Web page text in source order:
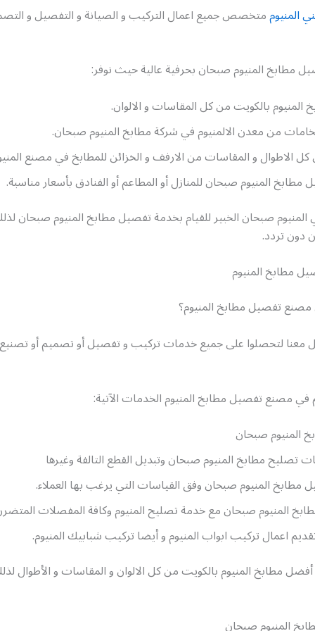
المنيوممتخصص جميع اعمال التركيب و الصيانة و التفصيل و
مطابخ المنيوم صبحان بحرفية عالية حيث نوفر:
بالكويت من كل المقاسات و الالوان.
من معدن الالمنيوم في شركة مطابخ المنيوم صبحان.
كل الاطوال و المقاسات من الارفف و الخزائن للمطابخ في مصنع
مطابخ المنيوم صبحان للمنازل أو المطاعم أو الفنادق بأسعار مناسبة.
صبحان الخبير للقيام بخدمة تفصيل مطابخ المنيوم صبحان
دون تردد.
مطابخ المنيوم
تفصيل مطابخ المنيوم؟
معنا لتحصلوا على جميع خدمات تركيب و تفصيل أو تصميم أو
في مصنع تفصيل مطابخ المنيوم الخدمات الآتية:
المنيوم صبحان
مطابخ المنيوم صبحان وتبديل القطع التالفة وغيرها
المنيوم صبحان وفق القياسات التي يرغب بها العملاء.
المنيوم صبحان مع خدمة تصليح المنيوم وكافة المفصلات
اعمال تركيب ابواب المنيوم و أيضا تركيب شبابيك المنيوم.
مطابخ المنيوم بالكويت من كل الالوان و المقاسات و الأطوال
المنيوم صبحان